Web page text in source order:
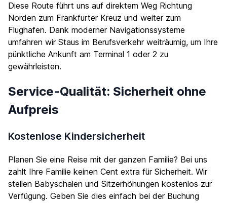
Diese Route führt uns auf direktem Weg Richtung
Norden zum Frankfurter Kreuz und weiter zum
Flughafen. Dank moderner Navigationssysteme
umfahren wir Staus im Berufsverkehr weiträumig, um Ihre
pünktliche Ankunft am Terminal 1 oder 2 zu
gewährleisten.
Service-Qualität: Sicherheit ohne
Aufpreis
Kostenlose Kindersicherheit
Planen Sie eine Reise mit der ganzen Familie? Bei uns
zahlt Ihre Familie keinen Cent extra für Sicherheit. Wir
stellen Babyschalen und Sitzerhöhungen kostenlos zur
Verfügung. Geben Sie dies einfach bei der Buchung